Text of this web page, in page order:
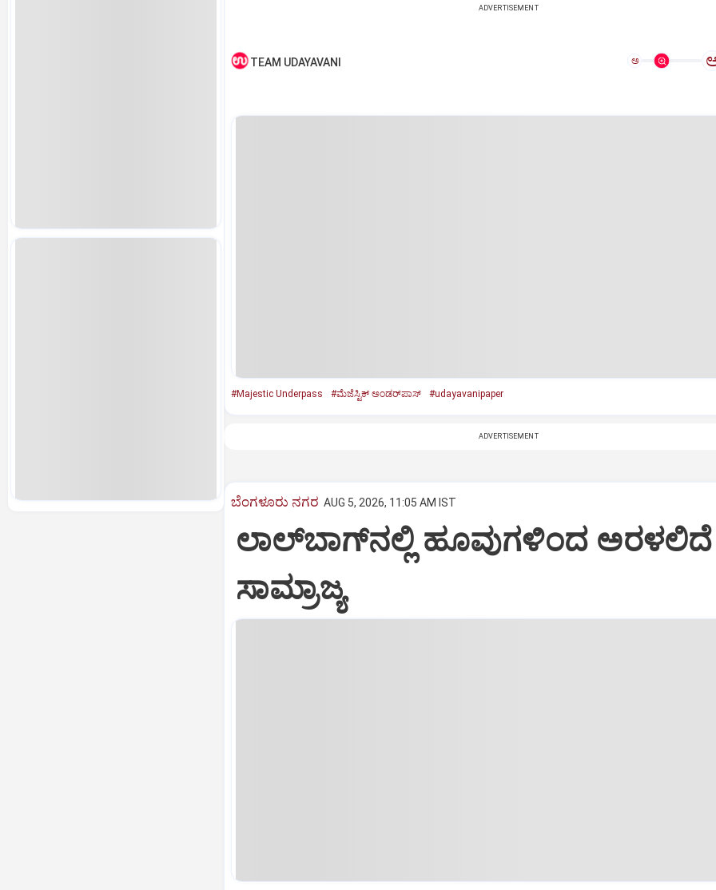
ADVERTISEMENT
TEAM UDAYAVANI ಅ
#Majestic Underpass #ಮೆಜೆಸ್ಟಿಕ್‌ ಅಂಡರ್‌ಪಾಸ್‌ #udayavanipaper
ADVERTISEMENT
ಬೆಂಗಳೂರು ನಗರ AUG 5, 2026, 11:05 AM IST
ಲಾಲ್‌ಬಾಗ್‌ನಲ್ಲಿ ಹೂವುಗಳಿಂದ
ಸಾಮ್ರಾಜ್ಯ